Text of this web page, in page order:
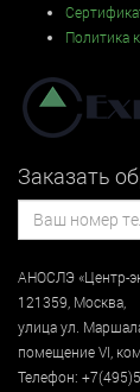
Политика
Заказать
АНОСЛЭ «Центр-
121359 Москва
улицаул.
помещение VI,
Телефон: